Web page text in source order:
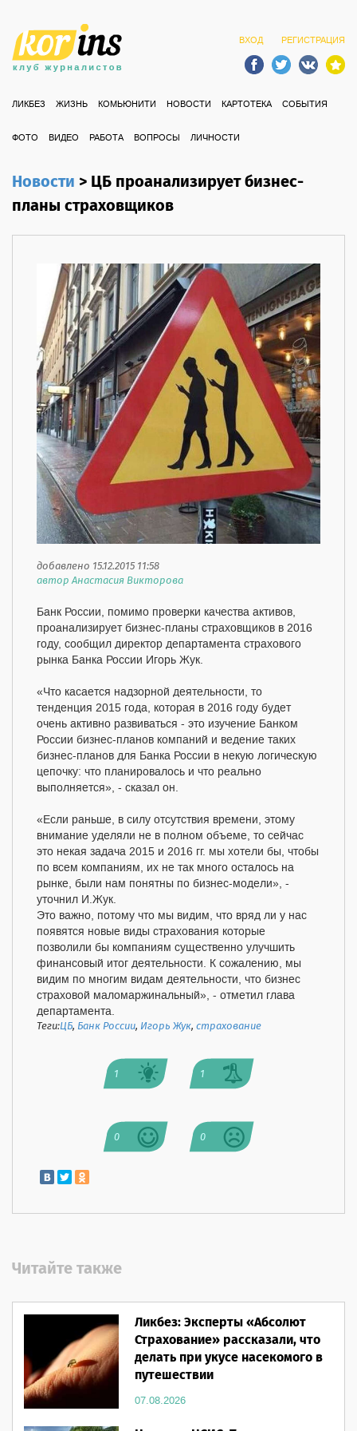
ВХОД РЕГИСТРАЦИЯ
ЛИКБЕЗ ЖИЗНЬ КОМЬЮНИТИ НОВОСТИ КАРТОТЕКА СОБЫТИЯ
ФОТО ВИДЕО РАБОТА ВОПРОСЫ ЛИЧНОСТИ
Новости>ЦБ проанализирует бизнес-
планы страховщиков
добавлено 15.12.2015 11:58
автор Анастасия Викторова
Банк России, помимо проверки качества активов,
проанализирует бизнес-планы страховщиков в 2016
году, сообщил директор департамента страхового
рынка Банка России Игорь Жук.
«Что касается надзорной деятельности, то
тенденция 2015 года, которая в 2016 году будет
очень активно развиваться - это изучение Банком
России бизнес-планов компаний и ведение таких
бизнес-планов для Банка России в некую логическую
цепочку: что планировалось и что реально
выполняется», - сказал он.
«Если раньше, в силу отсутствия времени, этому
внимание уделяли не в полном объеме, то сейчас
это некая задача 2015 и 2016 гг. мы хотели бы, чтобы
по всем компаниям, их не так много осталось на
рынке, были нам понятны по бизнес-модели», -
уточнил И.Жук.
Это важно, потому что мы видим, что вряд ли у нас
появятся новые виды страхования которые
позволили бы компаниям существенно улучшить
финансовый итог деятельности. К сожалению, мы
видим по многим видам деятельности, что бизнес
страховой маломаржинальный», - отметил глава
департамента.
Теги:ЦБ, Банк России, Игорь Жук,страхование
1 1
0 0
Читайте также
Ликбез: Эксперты «Абсолют
Страхование» рассказали, что
делать при укусе насекомого в
путешествии
07.08.2026